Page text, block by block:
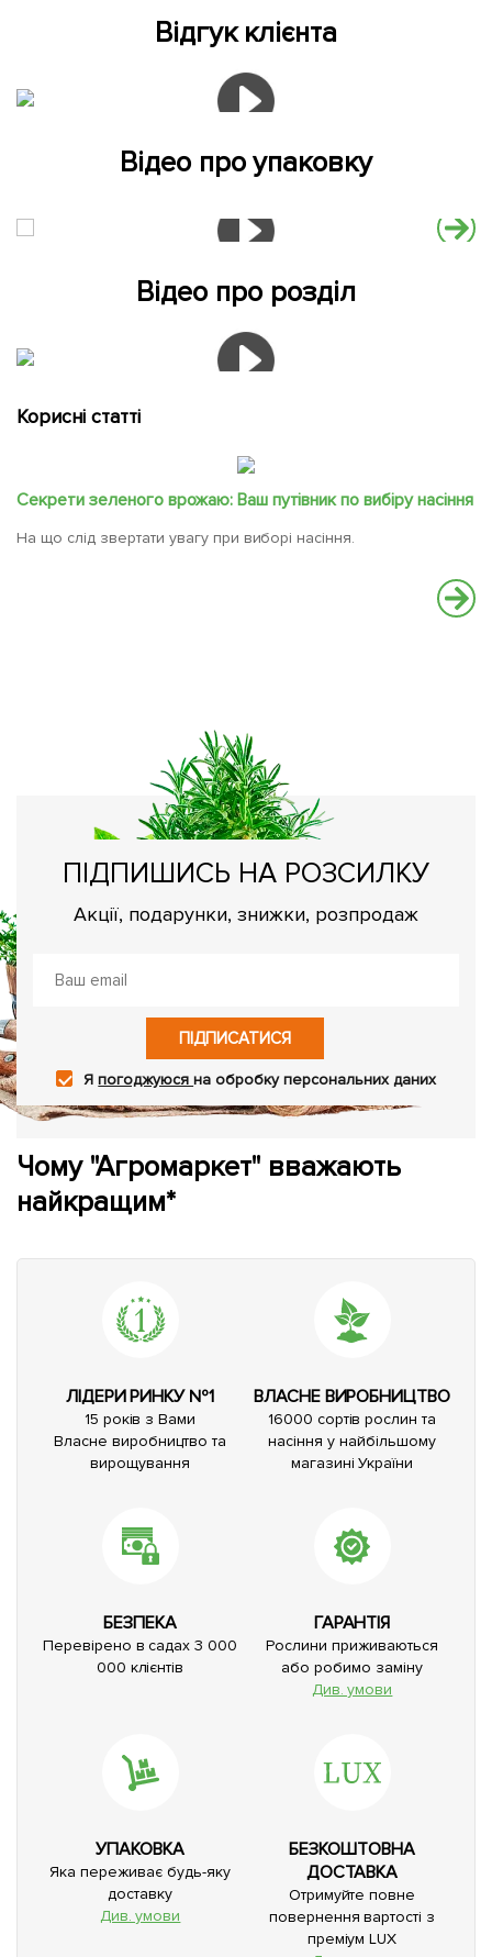
Відгук клієнта
Відео про упаковку
Відео про розділ
Корисні статті
Секрети зеленого врожаю: Ваш путівник по вибіру насіння
На що слід звертати увагу при виборі насіння.
ПІДПИШИСЬ НА РОЗСИЛКУ
Акції, подарунки, знижки, розпродаж
ПІДПИСАТИСЯ
Япогоджуюсяна обробку персональних даних
Чому "Агромаркет" вважають
найкращим*
ЛІДЕРИ РИНКУ №1
15 років з Вами
Власне виробництво та
вирощування
ВЛАСНЕ ВИРОБНИЦТВО
16000 сортів рослин та
насіння у найбільшому
магазині України
БЕЗПЕКА
Перевірено в садах 3 000
000 клієнтів
ГАРАНТІЯ
Рослини приживаються
або робимо заміну
Див. умови
УПАКОВКА
Яка переживає будь-яку
доставку
Див. умови
БЕЗКОШТОВНА
ДОСТАВКА
Отримуйте повне
повернення вартості з
преміум LUX